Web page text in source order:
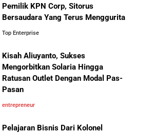
Bisnis-Bisnis dan Pendapatan
Achraf Hakimi, Bintang Sepak
Bola Asal Maroko yang
Menaklukkan Eropa
Jadi Karyawan! Saatnya
dan Mengubah Hidup Anda
Membangun Pasar Ekspor: Cara
Menembus Pasar Global
Tersukses Dalam Bisnis
Pemilik KPN Corp, Sitorus
Bersaudara Yang Terus Menggurita
Top Enterprise
Kisah Aliuyanto, Sukses
Mengorbitkan Solaria Hingga
Ratusan Outlet Dengan Modal Pas-
Pasan
entrepreneur
Pelajaran Bisnis Dari Kolonel